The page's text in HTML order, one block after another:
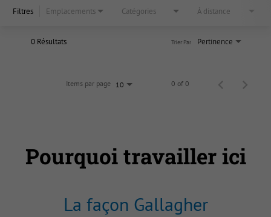
Filtres Emplacements Catégories À distance
0 Résultats Pertinence
Trier Par
Items par page 10 0 of 0
Pourquoi travailler ici
La façon Gallagher